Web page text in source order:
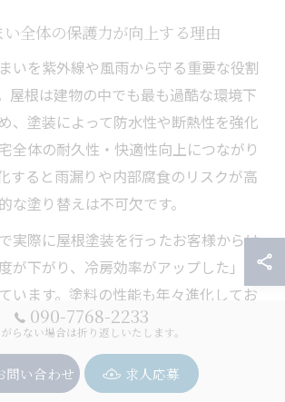
全体の保護力が向上する理由
いを紫外線や風雨から守る重要な役割
屋根は建物の中でも最も過酷な環境下
、塗装によって防水性や断熱性を強化
全体の耐久性・快適性向上につながり
すると雨漏りや内部腐食のリスクが高
な塗り替えは不可欠です。
実際に屋根塗装を行ったお客様からは
が下がり、冷房効率がアップした」と
います。塗料の性能も年々進化してお
耐候性塗料を選ぶことで、より長期間
実績も確認しましょう。
090-7768-2233
らない場合は折り返しいたします。
問い合わせ 求人応募